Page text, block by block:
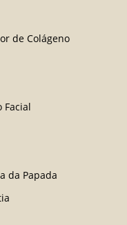
de Colágeno
Facial
da Papada